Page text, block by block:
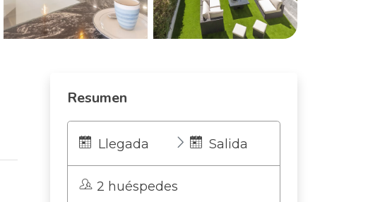
Resumen
Llegada Salida
2 huéspedes